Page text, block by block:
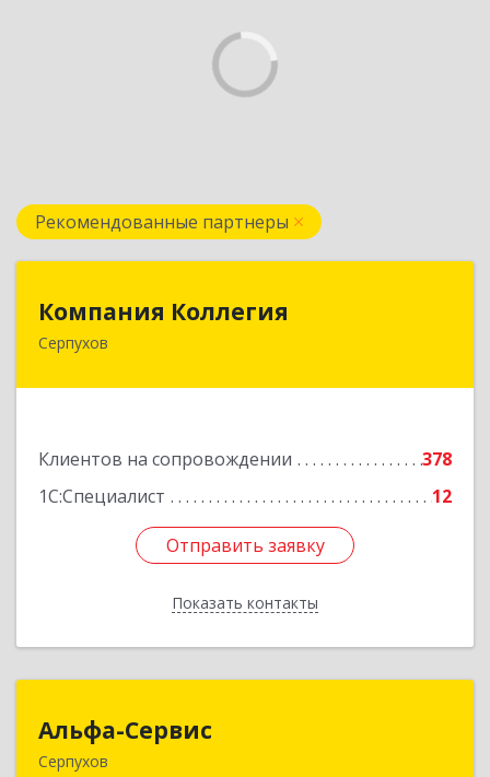
Рекомендованные партнеры
Компания Коллегия
Серпухов
Клиентов на сопровождении
378
1С:Специалист
12
Отправить заявку
Показать контакты
142211, Московская обл, Серпухов г, Оборонная
Отправить заявку
Назад
Альфа-Сервис
Серпухов